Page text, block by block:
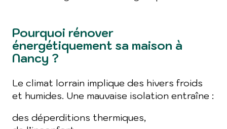
Pourquoi rénover
énergétiquement sa maison à
Nancy ?
Le climat lorrain implique des hivers froids
et humides. Une mauvaise isolation entraîne :
des déperditions thermiques,